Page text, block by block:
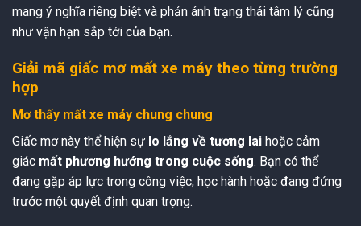
mang ý nghĩa riêng biệt và phản ánh trạng thái tâm lý cũng
như vận hạn sắp tới của bạn.
Giải mã giấc mơ mất xe máy theo từng trường
hợp
Mơ thấy mất xe máy chung chung
Giấc mơ này thể hiện sự lo lắng về tương lai hoặc cảm
giác mất phương hướng trong cuộc sống. Bạn có thể
đang gặp áp lực trong công việc, học hành hoặc đang đứng
trước một quyết định quan trọng.